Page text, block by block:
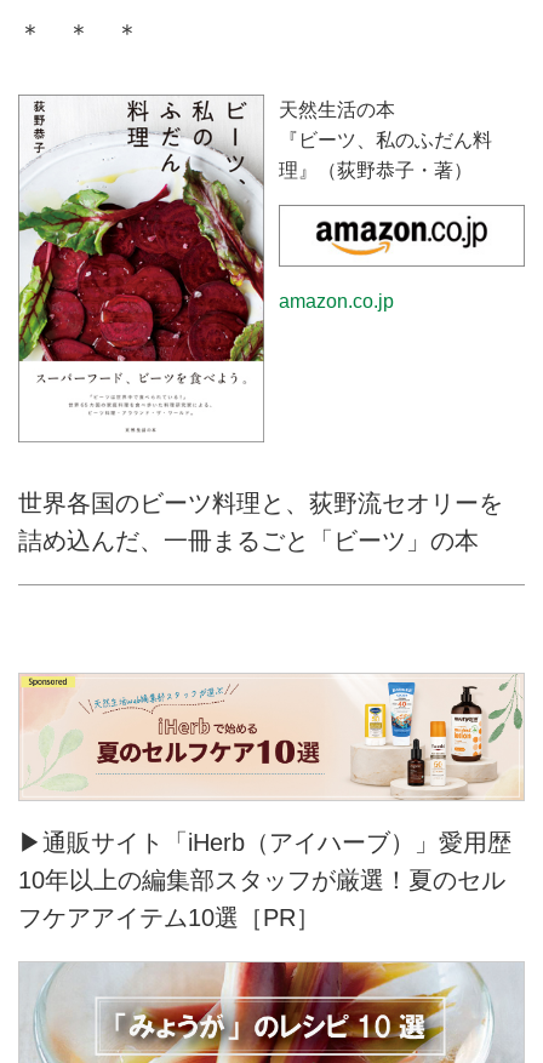
＊ ＊ ＊
天然生活の本
『ビーツ、私のふだん料
理』（荻野恭子・著）
amazon.co.jp
世界各国のビーツ料理と、荻野流セオリーを
詰め込んだ、一冊まるごと「ビーツ」の本
▶通販サイト「iHerb（アイハーブ）」愛用歴
10年以上の編集部スタッフが厳選！夏のセル
フケアアイテム10選［PR］